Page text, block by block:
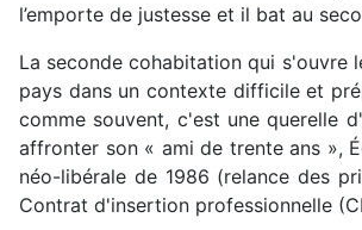
l’emporte de justesse et il bat au
La seconde cohabitation qui s'ouvre
pays dans un contexte difficile et
comme souvent, c'est une querelle
affronter son « ami de trente ans »,
néo-libérale de 1986 (relance des
Contrat d'insertion professionnelle